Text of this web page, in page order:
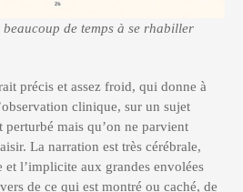
beaucoup de temps à se rhabiller
précis et assez froid, qui donne à
clinique, sur un sujet
mais qu’on ne parvient
La narration est très cérébrale,
l’implicite aux grandes envolées
de ce qui est montré ou caché, de